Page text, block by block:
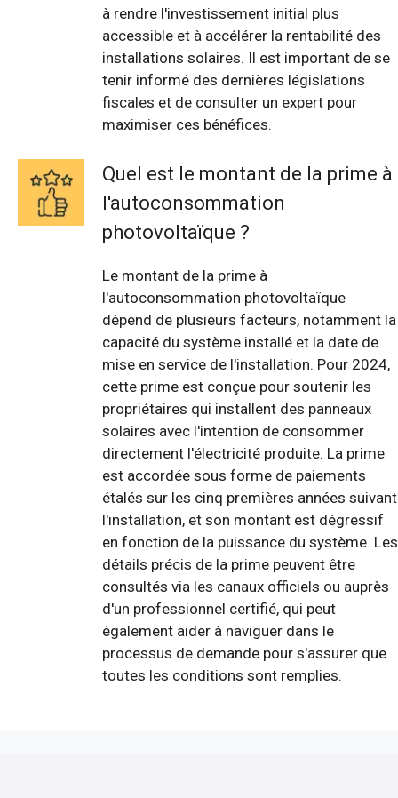
à rendre l'investissement initial plus
accessible et à accélérer la rentabilité des
installations solaires. Il est important de se
tenir informé des dernières législations
fiscales et de consulter un expert pour
maximiser ces bénéfices.
Quel est le montant de la prime à
l'autoconsommation
photovoltaïque ?
Le montant de la prime à
l'autoconsommation photovoltaïque
dépend de plusieurs facteurs, notamment la
capacité du système installé et la date de
mise en service de l'installation. Pour 2024,
cette prime est conçue pour soutenir les
propriétaires qui installent des panneaux
solaires avec l'intention de consommer
directement l'électricité produite. La prime
est accordée sous forme de paiements
étalés sur les cinq premières années suivant
l'installation, et son montant est dégressif
en fonction de la puissance du système. Les
détails précis de la prime peuvent être
consultés via les canaux officiels ou auprès
d'un professionnel certifié, qui peut
également aider à naviguer dans le
processus de demande pour s'assurer que
toutes les conditions sont remplies.